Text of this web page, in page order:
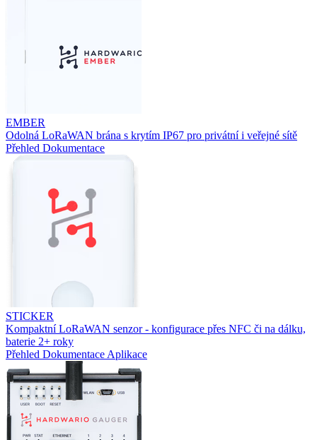
EMBER
Odolná LoRaWAN brána s krytím IP67 pro privátní i veřejné sítě
Přehled Dokumentace
STICKER
Kompaktní LoRaWAN senzor - konfigurace přes NFC či na dálku,
baterie 2+ roky
Přehled Dokumentace Aplikace